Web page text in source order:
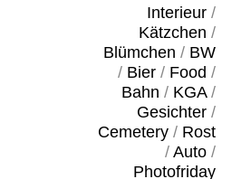
Interieur/
Kätzchen /
Blümchen / BW
/ Bier/ Food /
Bahn / KGA/
Gesichter/
Cemetery/ Rost
/ Auto/
Photofriday